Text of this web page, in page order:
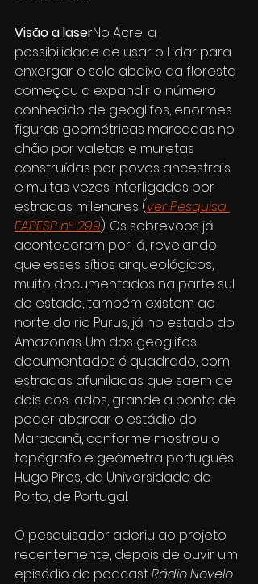
Visão a laserNo Acre, a
possibilidade de usar o Lidar para
enxergar o solo abaixo da floresta
começou a expandir o número
conhecido de geoglifos, enormes
figuras geométricas marcadas no
chão por valetas e muretas
construídas por povos ancestrais
e muitas vezes interligadas por
estradas milenares (ver Pesquisa
FAPESP nº 299). Os sobrevoos já
aconteceram por lá, revelando
que esses sítios arqueológicos,
muito documentados na parte sul
do estado, também existem ao
norte do rio Purus, já no estado do
Amazonas. Um dos geoglifos
documentados é quadrado, com
estradas afuniladas que saem de
dois dos lados, grande a ponto de
poder abarcar o estádio do
Maracanã, conforme mostrou o
topógrafo e geômetra português
Hugo Pires, da Universidade do
Porto, de Portugal.
O pesquisador aderiu ao projeto
recentemente, depois de ouvir um
episódio do podcast Rádio Novelo